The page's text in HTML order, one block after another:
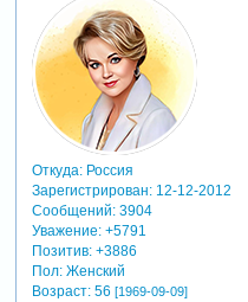
Откуда:Россия
Зарегистрирован: 12-12-2012
Сообщений:3904
Уважение: +5791
Позитив: +3886
Пол:Женский
Возраст:56 [1969-09-09]